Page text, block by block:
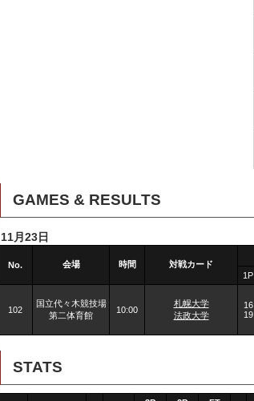
GAMES & RESULTS
11月23日
No. 会場 時間 対戦カード
1P
102
国立代々木競技場
第二体育館
10:00
札幌大学
法政大学
16
19
STATS